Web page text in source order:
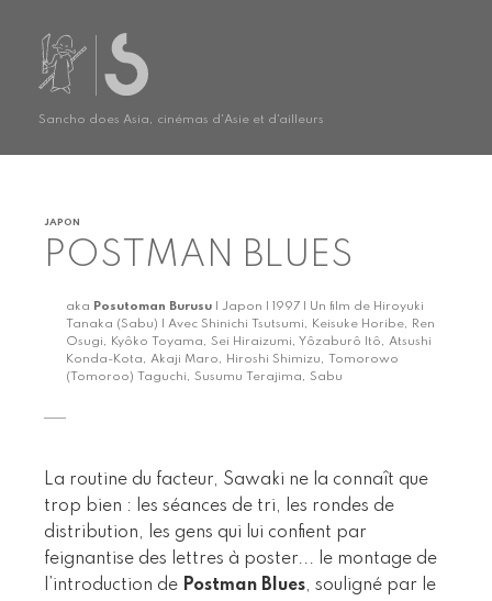
Sancho does Asia, cinémas d'Asie et d'ailleurs
JAPON
POSTMAN BLUES
aka Posutoman Burusu | Japon | 1997 | Un film de Hiroyuki
Tanaka (Sabu) | Avec Shinichi Tsutsumi, Keisuke Horibe, Ren
Osugi, Kyôko Toyama, Sei Hiraizumi, Yôzaburô Itô, Atsushi
Konda-Kota, Akaji Maro, Hiroshi Shimizu, Tomorowo
(Tomoroo) Taguchi, Susumu Terajima, Sabu
La routine du facteur, Sawaki ne la connaît que
trop bien : les séances de tri, les rondes de
distribution, les gens qui lui confient par
feignantise des lettres à poster... le montage de
l’introduction de Postman Blues, souligné par le